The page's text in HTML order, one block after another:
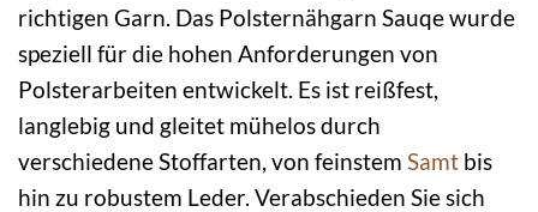
richtigen Garn. Das Polsternähgarn Sauqe wurde
speziell für die hohen Anforderungen von
Polsterarbeiten entwickelt. Es ist reißfest,
langlebig und gleitet mühelos durch
verschiedene Stoffarten, von feinstem Samt bis
hin zu robustem Leder. Verabschieden Sie sich